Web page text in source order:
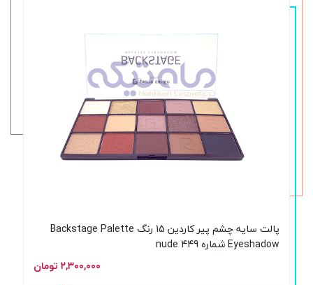
پالت سایه چشم پیر کاردین 15 رنگ Backstage Palette
Eyeshadow شماره nude 449
۲,۳۰۰,۰۰۰ تومان